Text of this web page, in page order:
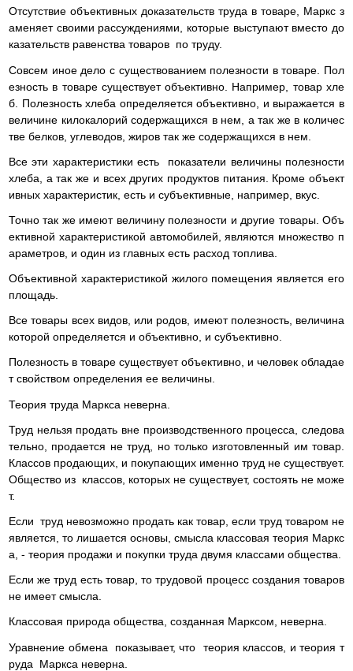
Отсутствие объективных доказательств труда в товаре, Маркс з
аменяет своими рассуждениями, которые выступают вместо до
казательств равенства товаров по труду.
Совсем иное дело с существованием полезности в товаре. Пол
езность в товаре существует объективно. Например, товар хле
б. Полезность хлеба определяется объективно, и выражается в
величине килокалорий содержащихся в нем, а так же в количес
тве белков, углеводов, жиров так же содержащихся в нем.
Все эти характеристики есть показатели величины полезности
хлеба, а так же и всех других продуктов питания. Кроме объект
ивных характеристик, есть и субъективные, например, вкус.
Точно так же имеют величину полезности и другие товары. Объ
ективной характеристикой автомобилей, являются множество п
араметров, и один из главных есть расход топлива.
Объективной характеристикой жилого помещения является его
площадь.
Все товары всех видов, или родов, имеют полезность, величина
которой определяется и объективно, и субъективно.
Полезность в товаре существует объективно, и человек обладае
т свойством определения ее величины.
Теория труда Маркса неверна.
Труд нельзя продать вне производственного процесса, следова
тельно, продается не труд, но только изготовленный им товар.
Классов продающих, и покупающих именно труд не существует.
Общество из классов, которых не существует, состоять не може
т.
Если труд невозможно продать как товар, если труд товаром не
является, то лишается основы, смысла классовая теория Маркс
а, - теория продажи и покупки труда двумя классами общества.
Если же труд есть товар, то трудовой процесс создания товаров
не имеет смысла.
Классовая природа общества, созданная Марксом, неверна.
Уравнение обмена показывает, что теория классов, и теория т
руда Маркса неверна.